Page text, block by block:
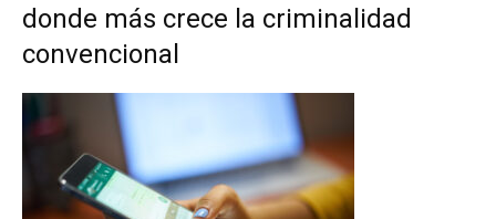
donde más crece la criminalidad
convencional